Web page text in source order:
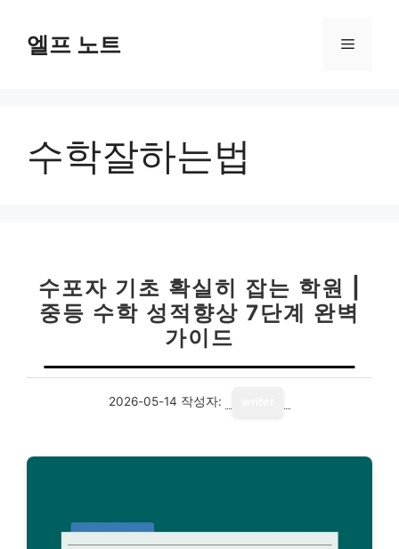
엘프 노트 메
수학잘하는법
수포자 기초 확실히 잡는 학원 |
중등 수학 성적향상 7단계 완벽
가이드
2026-05-14 작성자: